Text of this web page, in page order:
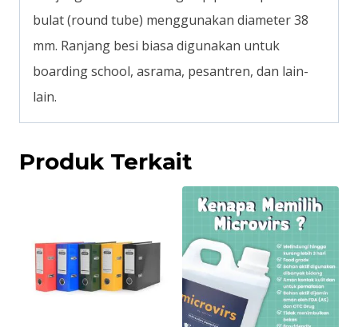
bulat (round tube) menggunakan diameter 38
mm. Ranjang besi biasa digunakan untuk
boarding school, asrama, pesantren, dan lain-
lain.
Produk Terkait